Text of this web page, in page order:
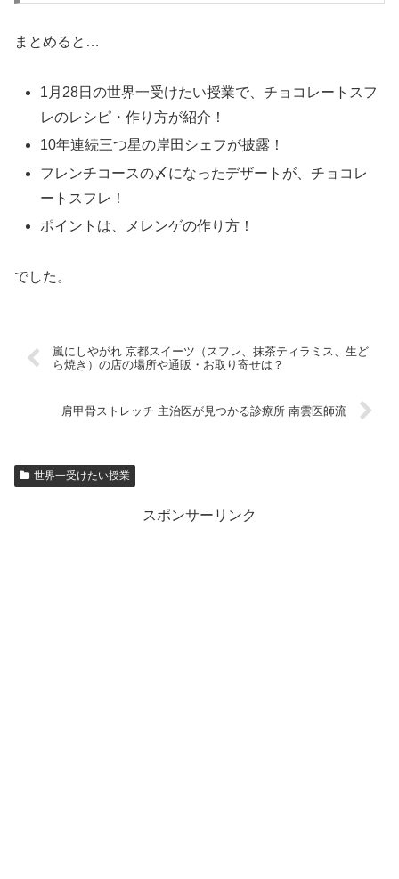
まとめると…
1月28日の世界一受けたい授業で、チョコレートスフ
レのレシピ・作り方が紹介！
10年連続三つ星の岸田シェフが披露！
フレンチコースの〆になったデザートが、チョコレ
ートスフレ！
ポイントは、メレンゲの作り方！
でした。
嵐にしやがれ 京都スイーツ（スフレ、抹茶ティラミス、生ど
ら焼き）の店の場所や通販・お取り寄せは？
肩甲骨ストレッチ 主治医が見つかる診療所 南雲医師流
世界一受けたい授業
スポンサーリンク